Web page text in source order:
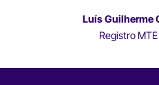
Luís Guilherme
Registro